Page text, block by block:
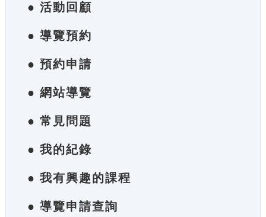
● 活動回顧
● 導覽預約
● 預約申請
● 網站導覽
● 常見問題
● 我的紀錄
● 我有興趣的課程
● 導覽申請查詢